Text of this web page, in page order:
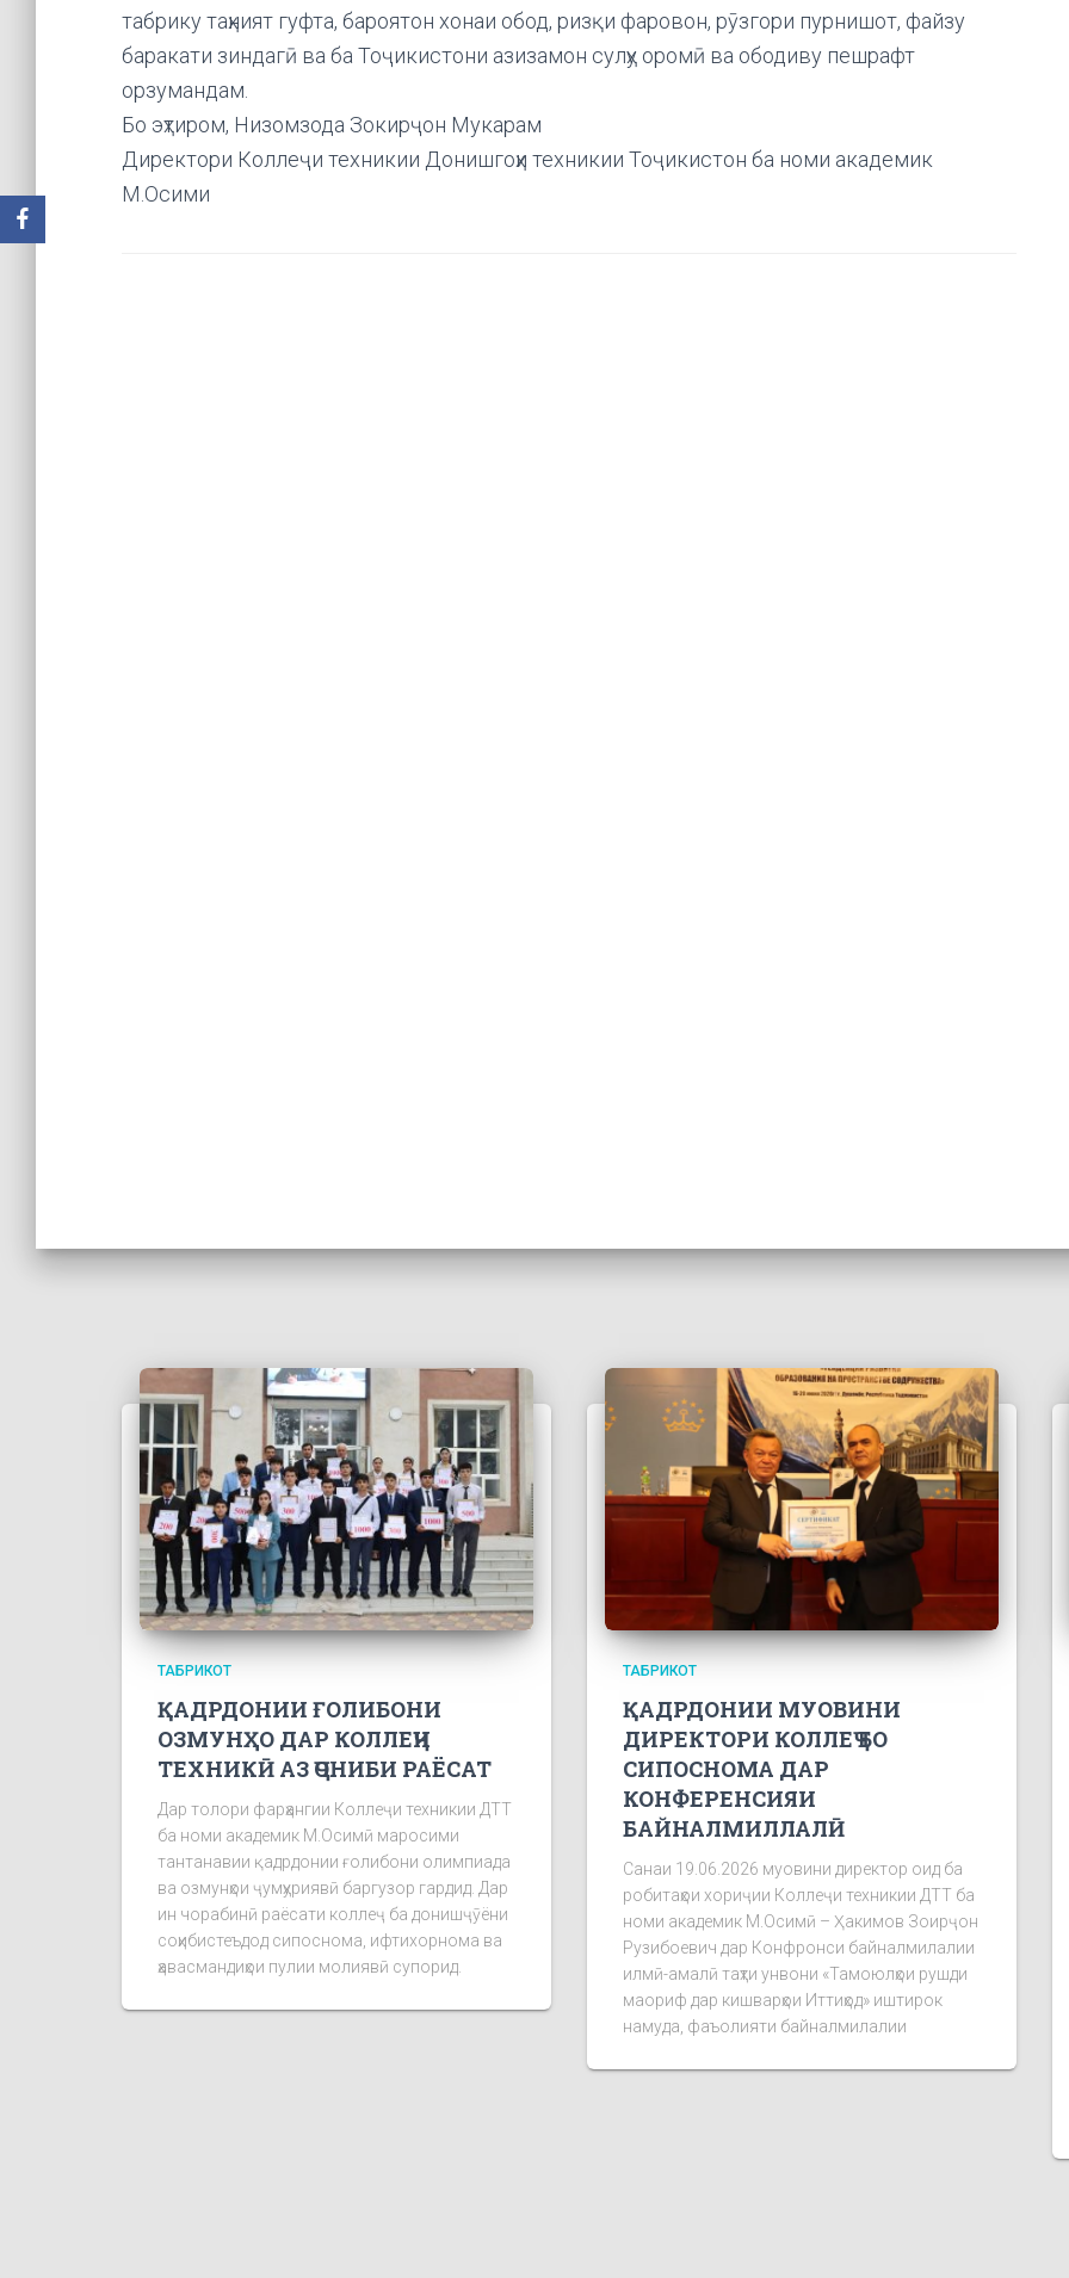
табрику таҳният гуфта, бароятон хонаи обод, ризқи фаровон, рӯзгори пурнишот, файзу
баракати зиндагӣ ва ба Тоҷикистони азизамон сулҳу оромӣ ва ободиву пешрафт
орзумандам.
Бо эҳтиром, Низомзода Зокирҷон Мукарам
Директори Коллеҷи техникии Донишгоҳи техникии Тоҷикистон ба номи академик
М.Осими
ТАБРИКОТ
ҚАДРДОНИИ ҒОЛИБОНИ
ОЗМУНҲО ДАР КОЛЛЕҶИ
ТЕХНИКӢ АЗ ҶОНИБИ РАЁСАТ
Дар толори фарҳангии Коллеҷи техникии ДТТ
ба номи академик М.Осимӣ маросими
тантанавии қадрдонии ғолибони олимпиада
ва озмунҳои ҷумҳуриявӣ баргузор гардид. Дар
ин чорабинӣ раёсати коллеҷ ба донишҷӯёни
соҳибистеъдод сипоснома, ифтихорнома ва
ҳавасмандиҳои пулии молиявӣ супорид.
ТАБРИКОТ
ҚАДРДОНИИ МУОВИНИ
ДИРЕКТОРИ КОЛЛЕҶ БО
СИПОСНОМА ДАР
КОНФЕРЕНСИЯИ
БАЙНАЛМИЛЛАЛӢ
Санаи 19.06.2026 муовини директор оид ба
робитаҳои хориҷии Коллеҷи техникии ДТТ ба
номи академик М.Осимӣ – Ҳакимов Зоирҷон
Рузибоевич дар Конфронси байналмилалии
илмӣ-амалӣ таҳти унвони «Тамоюлҳои рушди
маориф дар кишварҳои Иттиҳод» иштирок
намуда, фаъолияти байналмилалии